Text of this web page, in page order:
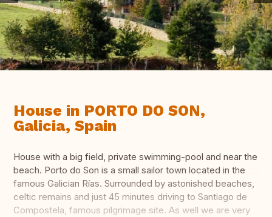
House in PORTO DO SON,
Galicia, Spain
House with a big field, private swimming-pool and near the
beach. Porto do Son is a small sailor town located in the
famous Galician Rías. Surrounded by astonished beaches,
celtic remains and just 45 minutes driving to Santiago de
Compostela, famous pilgrimage site. As well we are very